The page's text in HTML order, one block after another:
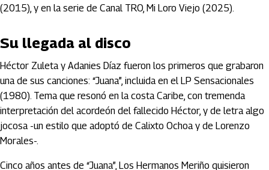
(2015), y en la serie de Canal TRO, Mi Loro Viejo (2025).
Su llegada al disco
Héctor Zuleta y Adanies Díaz fueron los primeros que grabaron
una de sus canciones: “Juana”, incluida en el LP Sensacionales
(1980). Tema que resonó en la costa Caribe, con tremenda
interpretación del acordeón del fallecido Héctor, y de letra algo
jocosa -un estilo que adoptó de Calixto Ochoa y de Lorenzo
Morales-.
Cinco años antes de “Juana”, Los Hermanos Meriño quisieron